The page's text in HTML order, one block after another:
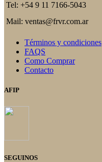
Tel: +54 9 11 7166-5043
Mail: ventas@frvr.com.ar
Términos y condiciones
FAQS
Como Comprar
Contacto
AFIP
SEGUINOS